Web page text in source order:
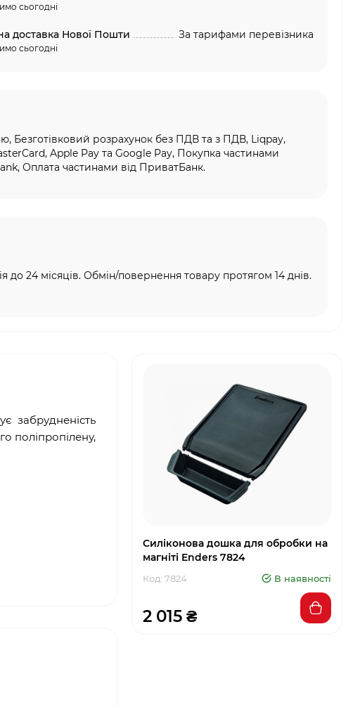
сьогодні
доставка Нової Пошти
сьогодні
За тарифами перевізника
Безготівковий розрахунок без ПДВ та з ПДВ, Liqpay,
Apple Pay та Google Pay, Покупка частинами
Оплата частинами від ПриватБанк.
до 24 місяців. Обмін/повернення товару протягом 14 днів.
забрудненість
поліпропілену,
Силіконова дошка для обробки на
магніті Enders 7824
Код: 7824 В наявності
2 015 ₴